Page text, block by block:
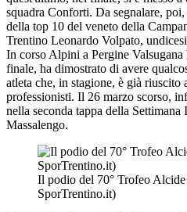
squadra Conforti. Da segnalare,
della top 10 del veneto della
Trentino Leonardo Volpato,
In corso Alpini a Pergine
finale, ha dimostrato di avere
atleta che, in stagione, è già riuscito
professionisti. Il 26 marzo scorso,
nella seconda tappa della
Massalengo.
Il podio del 70° Trofeo
SporTrentino.it)